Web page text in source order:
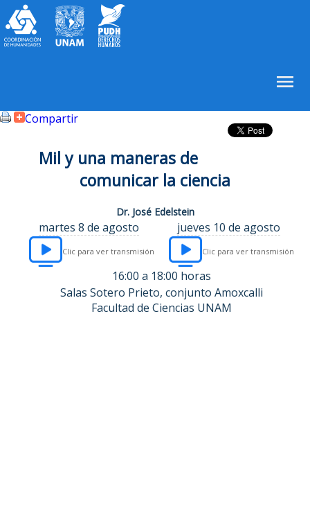
Compartir
Mil y una maneras de
comunicar la ciencia
Dr. José Edelstein
martes 8 de agosto jueves 10 de agosto
Clic para ver transmisión Clic para ver transmisión
16:00 a 18:00 horas
Salas Sotero Prieto, conjunto Amoxcalli
Facultad de Ciencias UNAM